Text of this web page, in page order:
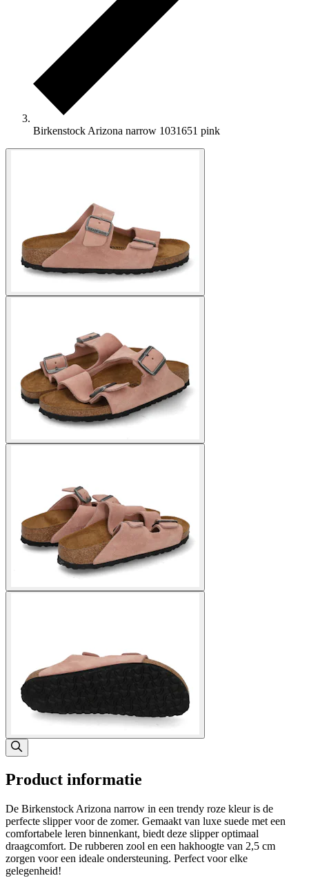
Birkenstock Arizona narrow 1031651 pink
Product informatie
De Birkenstock Arizona narrow in een trendy roze kleur is de
perfecte slipper voor de zomer. Gemaakt van luxe suede met een
comfortabele leren binnenkant, biedt deze slipper optimaal
draagcomfort. De rubberen zool en een hakhoogte van 2,5 cm
zorgen voor een ideale ondersteuning. Perfect voor elke
gelegenheid!